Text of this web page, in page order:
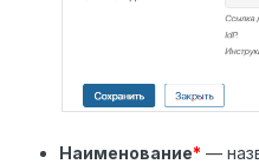
Наименование* —